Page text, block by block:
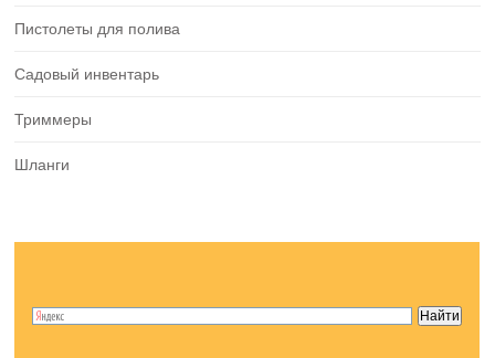
Пистолеты для полива
Садовый инвентарь
Триммеры
Шланги